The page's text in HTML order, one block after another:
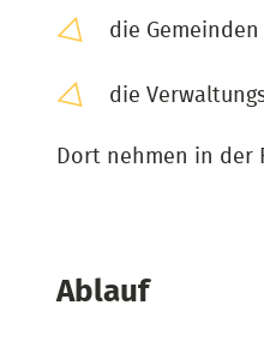
die
die
Dort nehmen in der
Ablauf